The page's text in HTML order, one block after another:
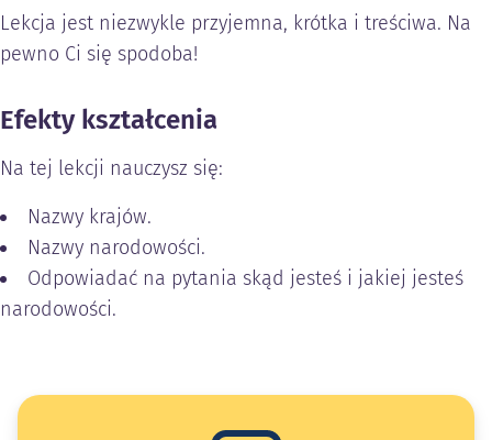
Lekcja jest niezwykle przyjemna, krótka i treściwa. Na
pewno Ci się spodoba!
Efekty kształcenia
Na tej lekcji nauczysz się:
Nazwy krajów.
Nazwy narodowości.
Odpowiadać na pytania skąd jesteś i jakiej jesteś
narodowości.